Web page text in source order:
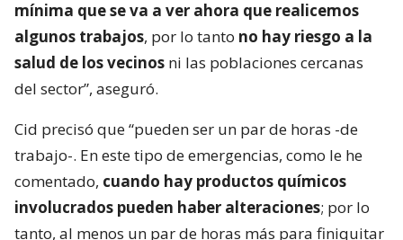
mínima que se va a ver ahora que realicemos
algunos trabajos, por lo tanto no hay riesgo a la
salud de los vecinos ni las poblaciones cercanas
del sector”, aseguró.
Cid precisó que “pueden ser un par de horas -de
trabajo-. En este tipo de emergencias, como le he
comentado, cuando hay productos químicos
involucrados pueden haber alteraciones; por lo
tanto, al menos un par de horas más para finiquitar